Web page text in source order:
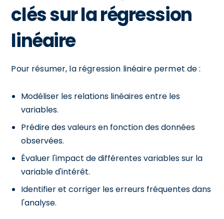
clés sur la régression
linéaire
Pour résumer, la régression linéaire permet de :
Modéliser les relations linéaires entre les
variables.
Prédire des valeurs en fonction des données
observées.
Évaluer l'impact de différentes variables sur la
variable d'intérêt.
Identifier et corriger les erreurs fréquentes dans
l'analyse.